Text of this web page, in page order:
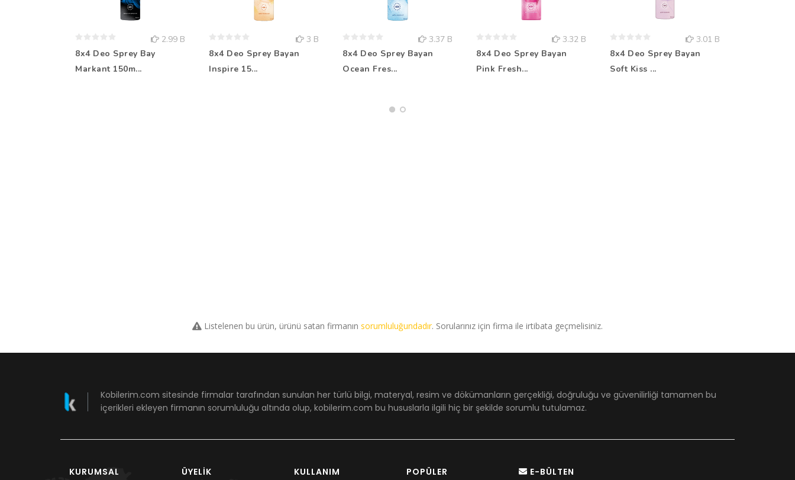
2.99 B
8x4 Deo Sprey Bay
Markant 150m...
3 B
8x4 Deo Sprey Bayan
Inspire 15...
3.37 B
8x4 Deo Sprey Bayan
Ocean Fres...
3.32 B
8x4 Deo Sprey Bayan
Pink Fresh...
3.01 B
8x4 Deo Sprey Bayan
Soft Kiss ...
Listelenen bu ürün, ürünü satan firmanın sorumluluğundadır. Sorularınız için firma ile irtibata geçmelisiniz.
Kobilerim.com sitesinde firmalar tarafından sunulan her türlü bilgi, materyal, resim ve dökümanların gerçekliği, doğruluğu ve güvenilirliği tamamen bu
içerikleri ekleyen firmanın sorumluluğu altında olup, kobilerim.com bu hususlarla ilgili hiç bir şekilde sorumlu tutulamaz.
KURUMSAL ÜYELIK KULLANIM POPÜLER E-BÜLTEN